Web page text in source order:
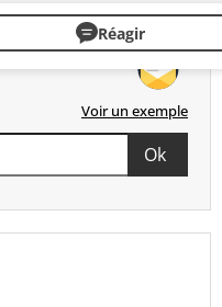
Réagir
Voir un exemple